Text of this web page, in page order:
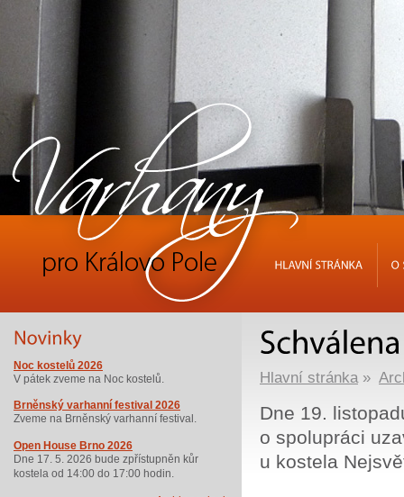
Hlavní stránka»
Dne 19.
o spolupráci
u kostela
Noc kostelů 2026
V pátek zveme na Noc kostelů.
Brněnský varhanní festival 2026
Zveme na Brněnský varhanní festival.
Open House Brno 2026
Dne 17. 5. 2026 bude zpřístupněn kůr
kostela od 14:00 do 17:00 hodin.